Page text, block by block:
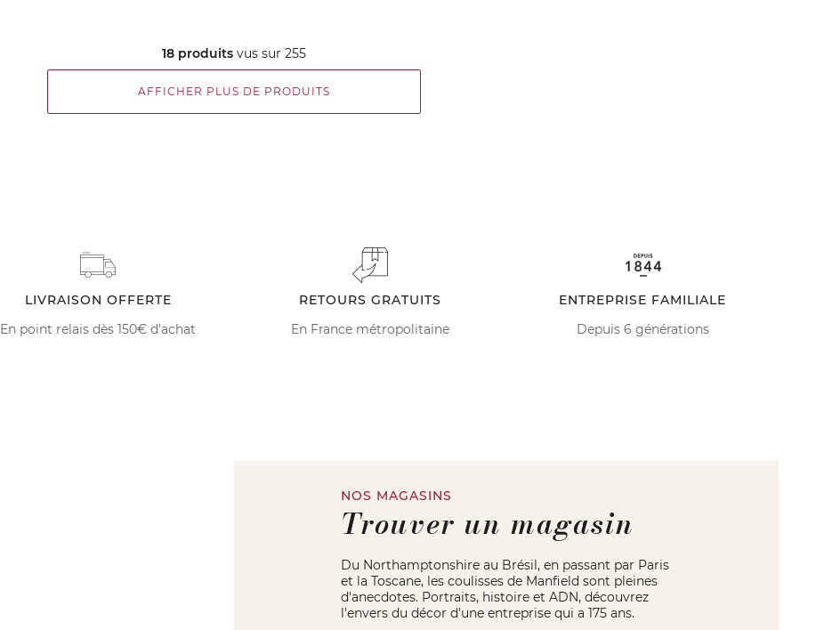
ACHAT RAPIDE VOIR LE DÉTAIL
18 produits vus sur 255
AFFICHER PLUS DE PRODUITS
LIVRAISON OFFERTE
En point relais dès 150€ d'achat
RETOURS GRATUITS
En France métropolitaine
ENTREPRISE FAMILIALE
Depuis 6 générations
NOS MAGASINS
Trouver un magasin
Du Northamptonshire au Brésil, en passant par Paris
et la Toscane, les coulisses de Manfield sont pleines
d'anecdotes. Portraits, histoire et ADN, découvrez
l'envers du décor d'une entreprise qui a 175 ans.